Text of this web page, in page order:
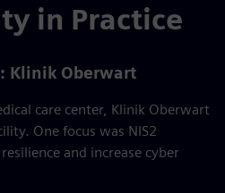
in Practice
Klinik Oberwart
care center, Klinik Oberwart
One focus was NIS2
and increase cyber